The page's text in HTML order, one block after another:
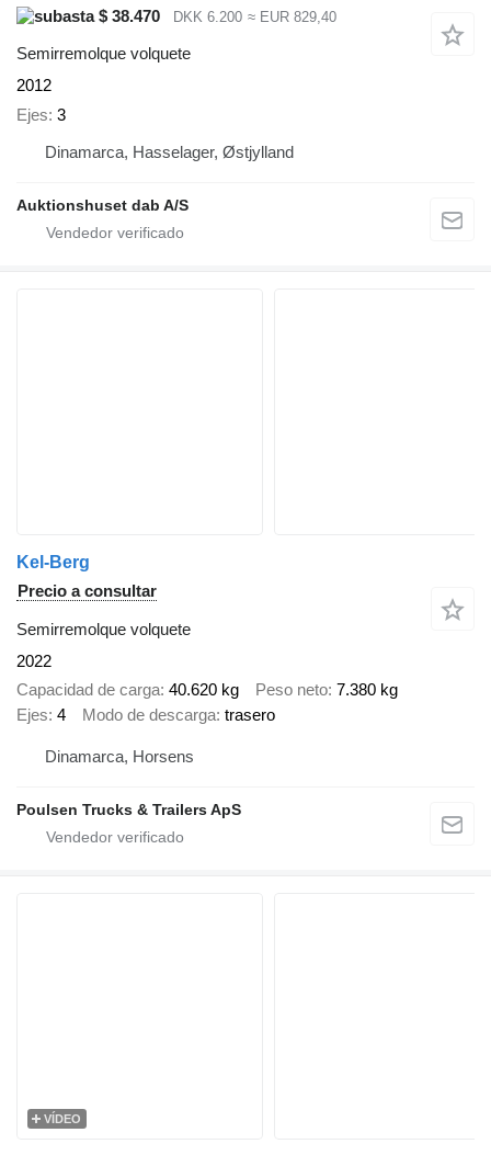
$ 38.470
DKK 6.200 ≈ EUR 829,40
Semirremolque volquete
2012
Ejes 3
Dinamarca, Hasselager, Østjylland
Auktionshuset dab A/S
Kel-Berg
Precio a consultar
Semirremolque volquete
2022
Capacidad de carga 40.620 kg Peso neto 7.380 kg
Ejes 4 Modo de descarga trasero
Dinamarca, Horsens
Poulsen Trucks & Trailers ApS
VÍDEO